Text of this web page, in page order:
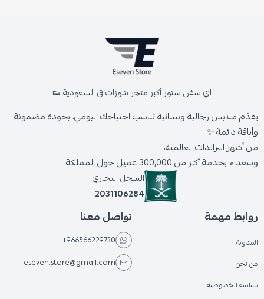
اي سفن ستور أكبر متجر شوزات في السعودية 👟
يقدّم ملابس رجالية ونسائية تناسب احتياجك اليومي، بجودة مضمونة
وأناقة دائمة ✨
من أشهر البراندات العالمية،
وسعداء بخدمة أكثر من 300,000 عميل حول المملكة.
السجل التجاري
2031106284
روابط مهمة
المدونة
من نحن
سياسة الخصوصية
تواصل معنا
+966566229730
eseven.store@gmail.com